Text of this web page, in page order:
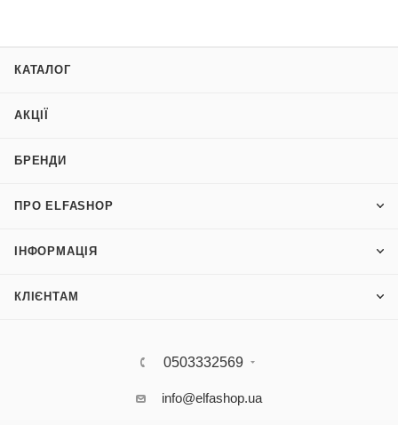
КАТАЛОГ
АКЦІЇ
БРЕНДИ
ПРО ELFASHOP
ІНФОРМАЦІЯ
КЛІЄНТАМ
0503332569
info@elfashop.ua